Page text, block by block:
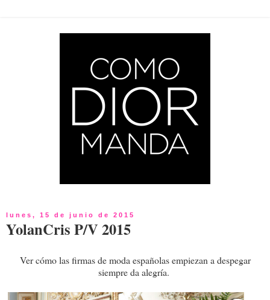
lunes, 15 de junio de 2015
YolanCris P/V 2015
Ver cómo las firmas de moda españolas empiezan a despegar
siempre da alegría.